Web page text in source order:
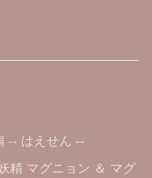
からいただいたと
です。 大切に使
-- はえせん --
精 マグニョン ＆ マグ